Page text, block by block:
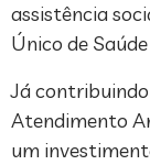
assistência
Único de
Já contribuindo
Atendimento
um